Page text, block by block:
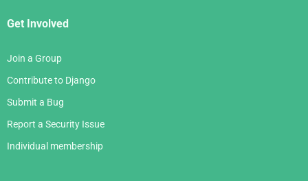
Get Involved
Join a Group
Contribute to Django
Submit a Bug
Report a Security Issue
Individual membership